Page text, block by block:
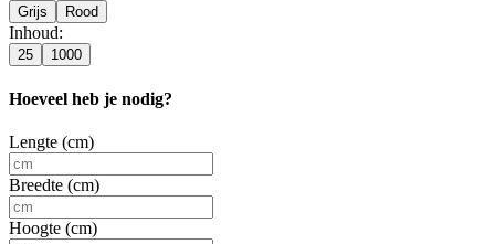
Grijs Rood
Inhoud:
25 1000
Hoeveel heb je nodig?
Lengte (cm)
Breedte (cm)
Hoogte (cm)